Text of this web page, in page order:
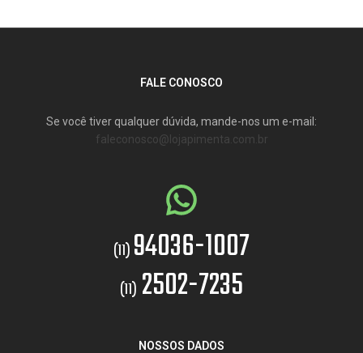
FALE CONOSCO
Se você tiver qualquer dúvida, mande-nos um e-mail:
faleconosco@lojapimenta.com.br
(11) 94036-1007
(11) 2502-7235
NOSSOS DADOS